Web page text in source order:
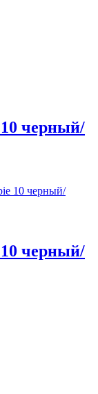
черный/
черный/